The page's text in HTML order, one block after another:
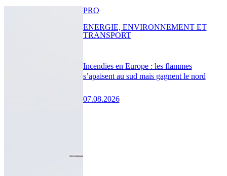
Incendies en Europe : les flammes
s’apaisent au sud mais gagnent le nord
07.08.2026
PRO
ENERGIE, ENVIRONNEMENT ET
TRANSPORT